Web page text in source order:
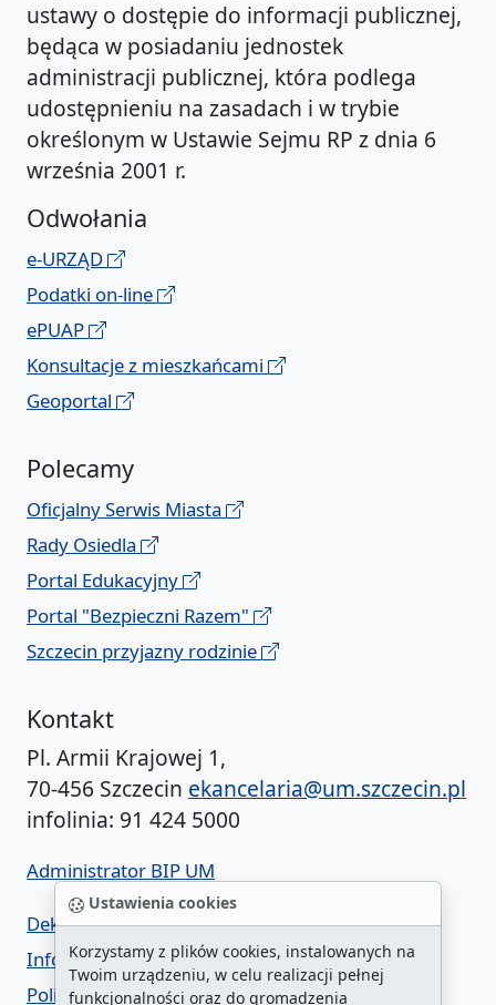
Ustawienia cookies
Korzystamy z plików cookies, instalowanych na
Twoim urządzeniu, w celu realizacji pełnej
funkcjonalności oraz do gromadzenia
ustawy o dostępie do informacji publicznej,
będąca w posiadaniu jednostek
administracji publicznej, która podlega
udostępnieniu na zasadach i w trybie
określonym w Ustawie Sejmu RP z dnia 6
września 2001 r.
Odwołania
e-URZĄD
Podatki on-line
ePUAP
Konsultacje z mieszkańcami
Geoportal
Polecamy
Oficjalny Serwis Miasta
Rady Osiedla
Portal Edukacyjny
Portal "Bezpieczni Razem"
Szczecin przyjazny rodzinie
Kontakt
Pl. Armii Krajowej 1,
70-456 Szczecin ekancelaria@um.szczecin.pl
infolinia: 91 424 5000
Administrator BIP UM
Deklaracja dostępności
Informacja o urzędzie w ETR
Polityka prywatności